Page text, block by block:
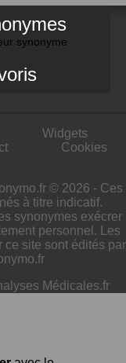
synonyme
Widgets
Cookies
© 2026 - Ces
à titre indicatif.
synonymes exécrer
personnel. Les
ce site sont édités par
Médicales.fr